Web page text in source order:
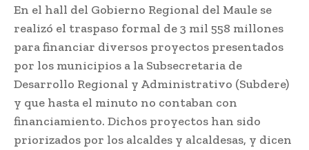
En el hall del Gobierno Regional del Maule se
realizó el traspaso formal de 3 mil 558 millones
para financiar diversos proyectos presentados
por los municipios a la Subsecretaria de
Desarrollo Regional y Administrativo (Subdere)
y que hasta el minuto no contaban con
financiamiento. Dichos proyectos han sido
priorizados por los alcaldes y alcaldesas, y dicen